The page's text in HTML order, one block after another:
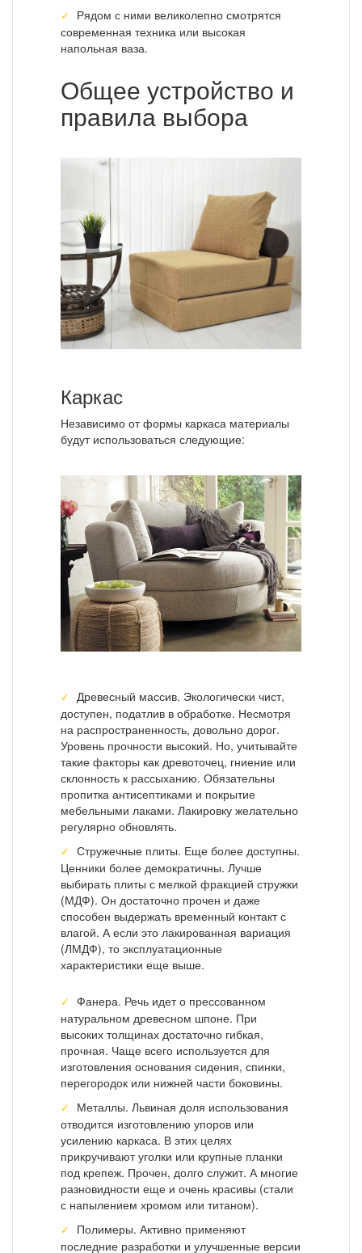
Рядом с ними великолепно смотрятся
современная техника или высокая
напольная ваза.
Общее устройство и
правила выбора
Каркас
Независимо от формы каркаса материалы
будут использоваться следующие:
Древесный массив. Экологически чист,
доступен, податлив в обработке. Несмотря
на распространенность, довольно дорог.
Уровень прочности высокий. Но, учитывайте
такие факторы как древоточец, гниение или
склонность к рассыханию. Обязательны
пропитка антисептиками и покрытие
мебельными лаками. Лакировку желательно
регулярно обновлять.
Стружечные плиты. Еще более доступны.
Ценники более демократичны. Лучше
выбирать плиты с мелкой фракцией стружки
(МДФ). Он достаточно прочен и даже
способен выдержать временный контакт с
влагой. А если это лакированная вариация
(ЛМДФ), то эксплуатационные
характеристики еще выше.
Фанера. Речь идет о прессованном
натуральном древесном шпоне. При
высоких толщинах достаточно гибкая,
прочная. Чаще всего используется для
изготовления основания сидения, спинки,
перегородок или нижней части боковины.
Металлы. Львиная доля использования
отводится изготовлению упоров или
усилению каркаса. В этих целях
прикручивают уголки или крупные планки
под крепеж. Прочен, долго служит. А многие
разновидности еще и очень красивы (стали
с напылением хромом или титаном).
Полимеры. Активно применяют
последние разработки и улучшенные версии